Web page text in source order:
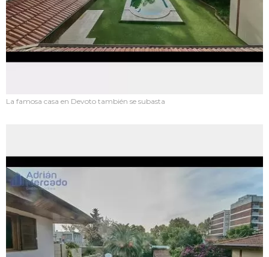
La famosa casa en Devoto también se subasta